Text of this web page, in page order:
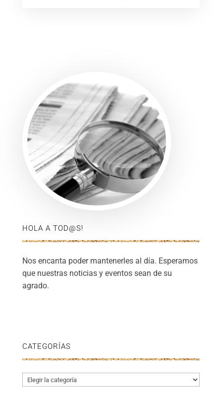
HOLA A TOD@S!
Nos encanta poder mantenerles al día. Esperamos
que nuestras noticias y eventos sean de su
agrado.
CATEGORÍAS
Categorías